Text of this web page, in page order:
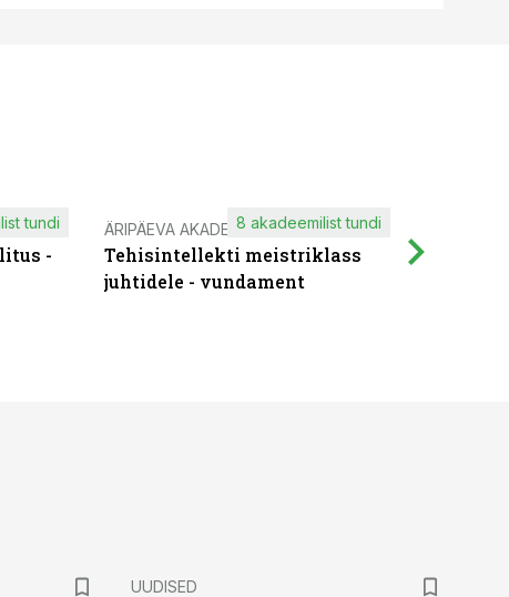
-
tundi ÄRIPÄEVA AKADEEMIA
Tehisintellekti meistriklass
juhtidele - vundament
8 akadeemilist tundi
UUDISED